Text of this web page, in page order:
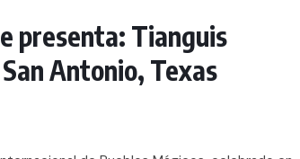
presenta: Tianguis
Antonio, Texas